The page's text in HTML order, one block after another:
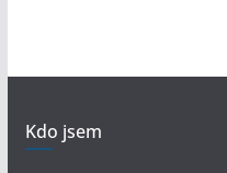
Kdo jsem